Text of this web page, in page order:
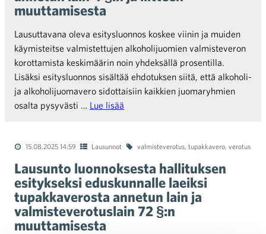
muuttamisesta
Lausuttavana oleva esitysluonnos koskee viinin ja muiden
käymisteitse valmistettujen alkoholijuomien valmisteveron
korottamista keskimäärin noin yhdeksällä prosentilla.
Lisäksi esitysluonnos sisältää ehdotuksen siitä, että alkoholi-
ja alkoholijuomavero sidottaisiin kaikkien juomaryhmien
osalta pysyvästi … Lue lisää
15.08.2025 14:59 Lausunnot valmisteverotus, tupakkavero, verotus
Lausunto luonnoksesta hallituksen
esitykseksi eduskunnalle laeiksi
tupakkaverosta annetun lain ja
valmisteverotuslain 72 §:n
muuttamisesta